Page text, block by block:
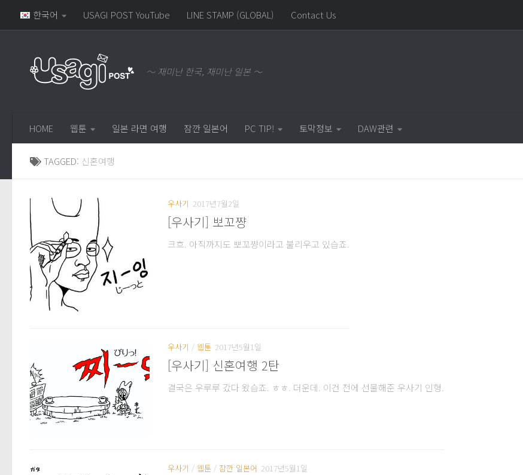
한국어 USAGI POST YouTube LINE STAMP (GLOBAL) Contact Us
～ 재미난 한국, 재미난 일본 ～
HOME 웹툰 일본 라면 여행 잠깐 일본어 PC TIP! 토막정보 DAW관련
TAGGED: 신혼여행
우사기 2017년7월2일
[우사기] 뽀꼬쨩
크흐. 아직까지도 뽀꼬쨩이라고 불리우고 있습죠.
우사기 / 웹툰 2017년5월1일
[우사기] 신혼여행 2탄
결국은 우루루 갔다 왔습죠. ㅎㅎ. 더운데. 이건 전에 선물해준 우사기 인형.
우사기 / 웹툰 / 잠깐 일본어 2017년5월1일